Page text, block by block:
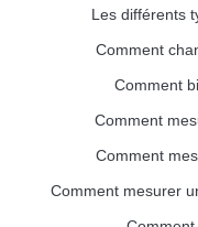
Les différents
Comment
Comment
Comment
Comment
Comment mesurer